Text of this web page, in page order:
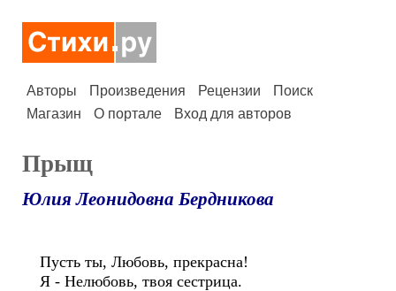
Авторы Произведения Рецензии
Поиск
Магазин
О портале Вход для авторов
Прыщ
Юлия Леонидовна Бердникова
Пусть ты, Любовь, прекрасна!
Я - Нелюбовь, твоя сестрица.